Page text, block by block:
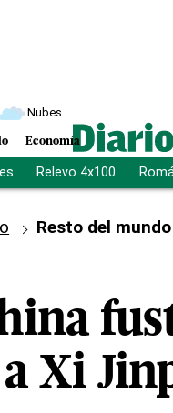
Nubes
Economía
Relevo 4x100
Resto del mundo
Xi